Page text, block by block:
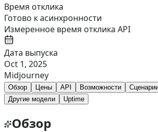
Время отклика
Готово к асинхронности
Измеренное время отклика API
Дата выпуска
Oct 1, 2025
Midjourney
Обзор Цены API Возможности
Другие модели
Uptime
Обзор